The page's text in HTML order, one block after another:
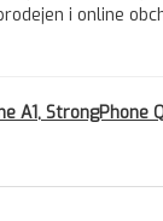
i online
A1, StrongPhone